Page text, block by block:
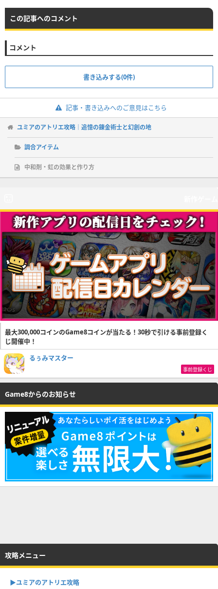
この記事へのコメント
コメント
書き込みする(0件)
記事・書き込みへのご意見はこちら
ユミアのアトリエ攻略｜追憶の錬金術士と幻創の地
調合アイテム
中和剤・虹の効果と作り方
最大300,000コインのGame8コインが当たる！30秒で引ける事前登録く
じ開催中！
るぅみマスター
事前登録くじ
Game8からのお知らせ
攻略メニュー
▶︎ユミアのアトリエ攻略